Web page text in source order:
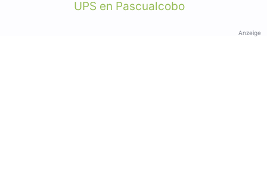
UPS en Pascualcobo
Anzeige